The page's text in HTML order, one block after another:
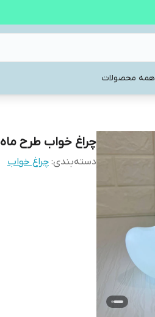
همه محصولات
چراغ خواب طرح ماه
دسته‌بندی: چراغ خواب